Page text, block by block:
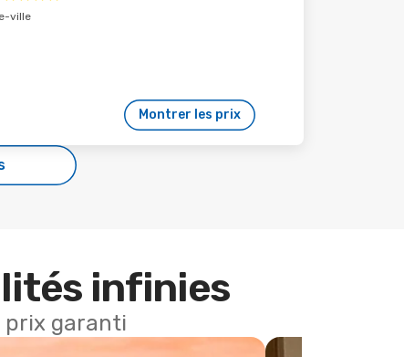
ville
Montrer les prix
infinies
prix garanti